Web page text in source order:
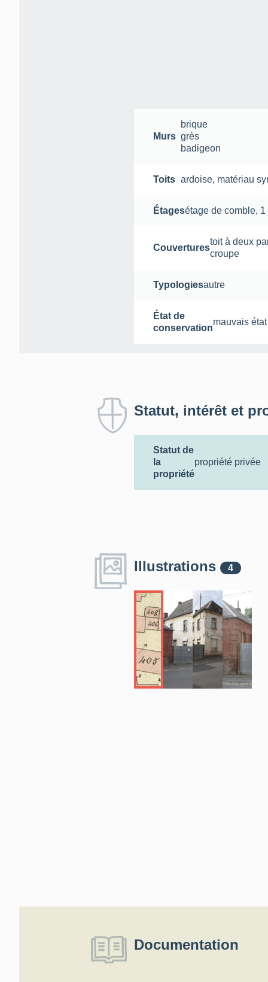
Murs
brique
grès
badigeon
Toits ardoise, matériau
Étagesétage de comble, 1
Couvertures
toit à deux
croupe
Typologiesautre
État de
conservation
mauvais état
Statut, intérêt et
Statut de
la
propriété
propriété privée
Illustrations 4
Documentation